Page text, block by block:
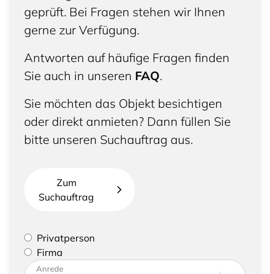
geprüft. Bei Fragen stehen wir Ihnen
gerne zur Verfügung.
Antworten auf häufige Fragen finden
Sie auch in unseren FAQ.
Sie möchten das Objekt besichtigen
oder direkt anmieten? Dann füllen Sie
bitte unseren Suchauftrag aus.
Zum
Suchauftrag
Bitte geben Sie an, ob Sie eine Privatperson sind
oder eine Firma vertreten
Privatperson
Firma
Bitte tragen Sie Ihre Adresse sowie
Anrede